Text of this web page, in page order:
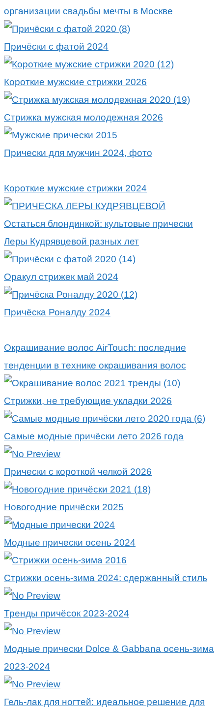
организации свадьбы мечты в Москве
Причёски с фатой 2024
Короткие мужские стрижки 2026
Стрижка мужская молодежная 2026
Прически для мужчин 2024, фото
Короткие мужские стрижки 2024
Остаться блондинкой: культовые прически
Леры Кудрявцевой разных лет
Оракул стрижек май 2024
Причёска Роналду 2024
Окрашивание волос AirTouch: последние
тенденции в технике окрашивания волос
Стрижки, не требующие укладки 2026
Самые модные причёски лето 2026 года
Прически с короткой челкой 2026
Новогодние причёски 2025
Модные прически осень 2024
Стрижки осень-зима 2024: сдержанный стиль
Тренды причёсок 2023-2024
Модные прически Dolce & Gabbana осень-зима
2023-2024
Гель-лак для ногтей: идеальное решение для